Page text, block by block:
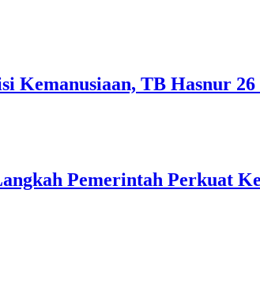
Kemanusiaan, TB Hasnur
Pemerintah Perkuat